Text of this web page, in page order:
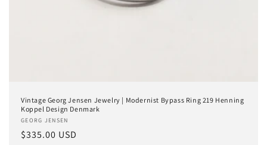
Vintage Georg Jensen Jewelry | Modernist Bypass Ring 219 Henning
Koppel Design Denmark
Anbieter:
GEORG JENSEN
Normaler
$335.00 USD